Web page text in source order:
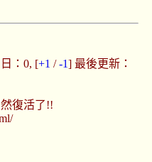
：0, [+1 /-1] 最後更新：
復活了!!